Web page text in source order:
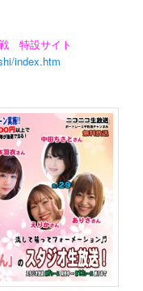
特設サイト
index.htm